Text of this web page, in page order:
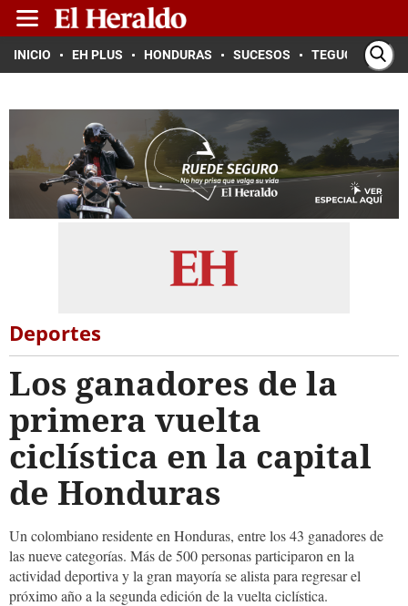
INICIO EH PLUS HONDURAS SUCESOS TEGUCIGALPA
Deportes
Los ganadores de la
primera vuelta
ciclística en la capital
de Honduras
Un colombiano residente en Honduras, entre los 43 ganadores de
las nueve categorías. Más de 500 personas participaron en la
actividad deportiva y la gran mayoría se alista para regresar el
próximo año a la segunda edición de la vuelta ciclística.